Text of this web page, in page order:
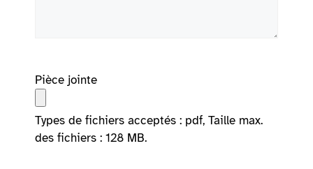
Pièce jointe
Types de fichiers acceptés : pdf, Taille max.
des fichiers : 128 MB.